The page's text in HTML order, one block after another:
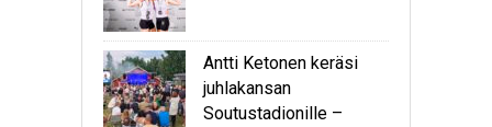
Antti Ketonen keräsi
juhlakansan
Soutustadionille –